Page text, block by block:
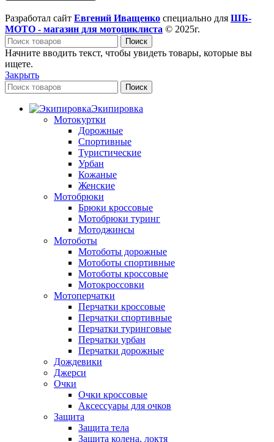
Разработал сайт Евгений Иващенко специально для ШБ-
МОТО - магазин для мотоциклиста © 2025г.
Поиск
Начните вводить текст, чтобы увидеть товары, которые вы
ищете.
Закрыть
Поиск
Экипировка
Мотокуртки
Дорожные
Спортивные
Туристические
Урбан
Кожаные
Женские
Мотобрюки
Брюки кроссовые
Мотобрюки туринг
Мотоджинсы
Мотоботы
Мотоботы дорожные
Мотоботы спортивные
Мотоботы кроссовые
Мотокроссовки
Мотоперчатки
Перчатки кроссовые
Перчатки спортивные
Перчатки туринговые
Перчатки урбан
Перчатки дорожные
Дождевики
Джерси
Очки
Очки кроссовые
Аксессуары для очков
Защита
Защита тела
Защита колена, локтя